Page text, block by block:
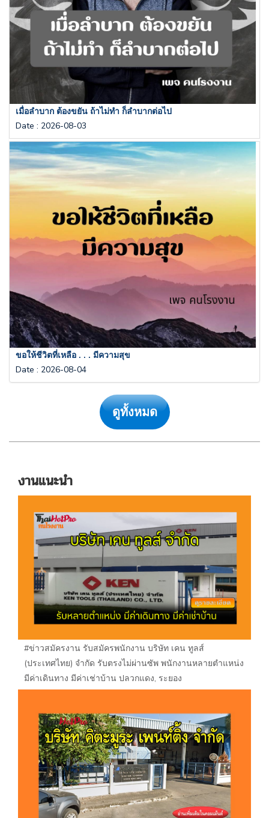
เมื่อลำบาก ต้องขยัน ถ้าไม่ทำ ก็ลำบากต่อไป
Date : 2026-08-03
ขอให้ชีวิตที่เหลือ . . . มีความสุข
Date : 2026-08-04
ดูทั้งหมด
งานแนะนำ
#ข่าวสมัครงาน รับสมัครพนักงาน บริษัท เคน ทูลส์
(ประเทศไทย) จำกัด รับตรงไม่ผ่านซัพ พนักงานหลายตำแหน่ง
มีค่าเดินทาง มีค่าเช่าบ้าน ปลวกแดง, ระยอง